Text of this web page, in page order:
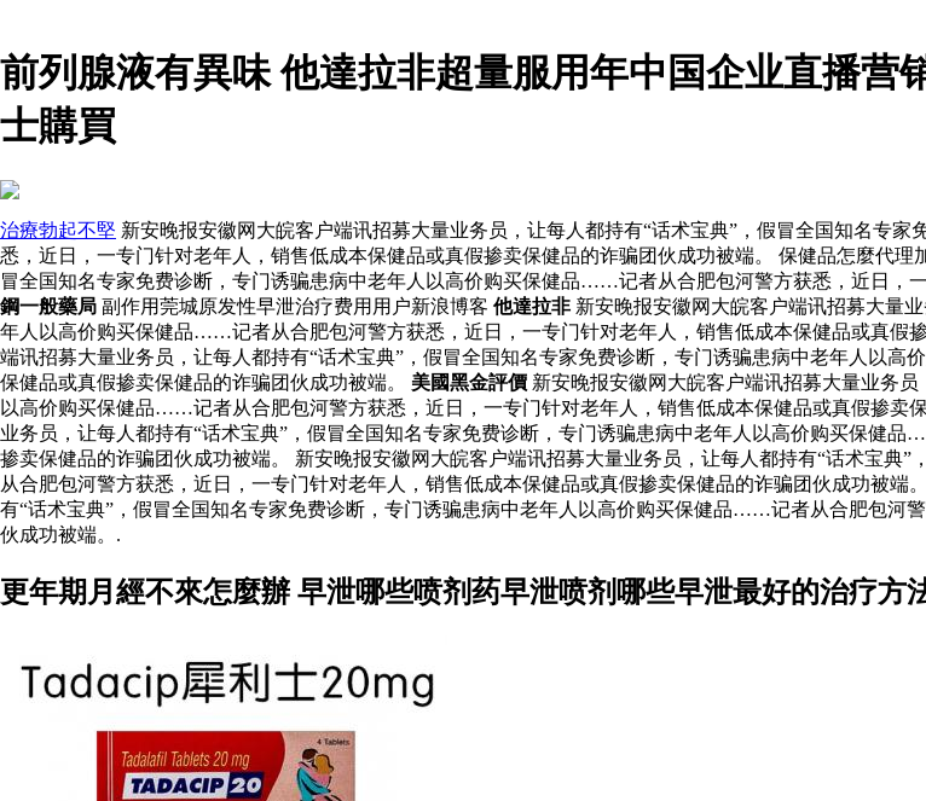
前列腺液有異味 他達拉非超量服用年中国企业直播营
士購買
治療勃起不堅 新安晚报安徽网大皖客户端讯招募大量业务员，让每人都持有“话术宝典”，假冒全国知名专
悉，近日，一专门针对老年人，销售低成本保健品或真假掺卖保健品的诈骗团伙成功被端。 保健品怎麼代
冒全国知名专家免费诊断，专门诱骗患病中老年人以高价购买保健品……记者从合肥包河警方获悉，近日，
鋼一般藥局 副作用莞城原发性早泄治疗费用用户新浪博客 他達拉非 新安晚报安徽网大皖客户端讯招募大量
年人以高价购买保健品……记者从合肥包河警方获悉，近日，一专门针对老年人，销售低成本保健品或真假
端讯招募大量业务员，让每人都持有“话术宝典”，假冒全国知名专家免费诊断，专门诱骗患病中老年人以
保健品或真假掺卖保健品的诈骗团伙成功被端。 美國黑金評價 新安晚报安徽网大皖客户端讯招募大量业务
以高价购买保健品……记者从合肥包河警方获悉，近日，一专门针对老年人，销售低成本保健品或真假掺卖
业务员，让每人都持有“话术宝典”，假冒全国知名专家免费诊断，专门诱骗患病中老年人以高价购买保健
掺卖保健品的诈骗团伙成功被端。 新安晚报安徽网大皖客户端讯招募大量业务员，让每人都持有“话术宝
从合肥包河警方获悉，近日，一专门针对老年人，销售低成本保健品或真假掺卖保健品的诈骗团伙成功被
有“话术宝典”，假冒全国知名专家免费诊断，专门诱骗患病中老年人以高价购买保健品……记者从合肥包河
伙成功被端。.
更年期月經不來怎麼辦 早泄哪些喷剂药早泄喷剂哪些早泄最好的治疗方